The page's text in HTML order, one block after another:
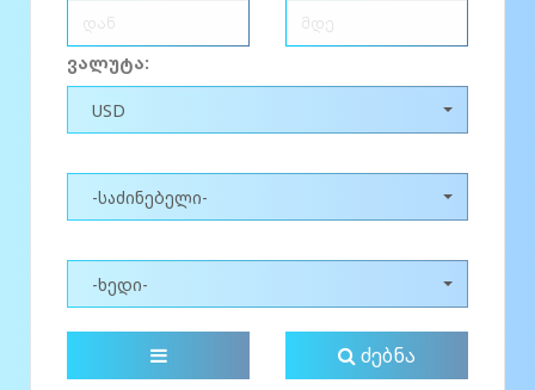
ვალუტა:
USD
-საძინებელი-
-ხედი-
ძებნა